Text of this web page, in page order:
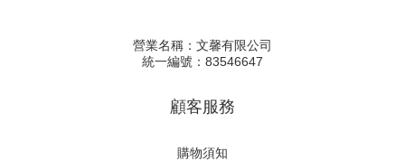
營業名稱：文馨有限公司
統一編號：83546647
顧客服務
購物須知